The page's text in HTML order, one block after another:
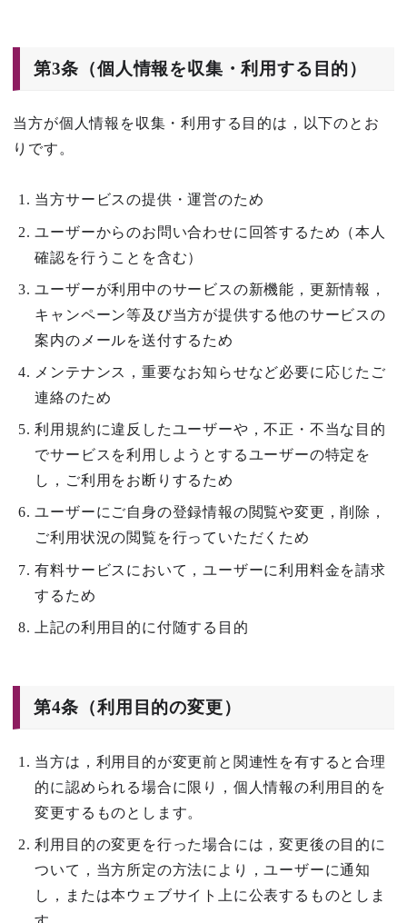
第3条（個人情報を収集・利用する目的）
当方が個人情報を収集・利用する目的は，以下のとお
りです。
当方サービスの提供・運営のため
ユーザーからのお問い合わせに回答するため（本人
確認を行うことを含む）
ユーザーが利用中のサービスの新機能，更新情報，
キャンペーン等及び当方が提供する他のサービスの
案内のメールを送付するため
メンテナンス，重要なお知らせなど必要に応じたご
連絡のため
利用規約に違反したユーザーや，不正・不当な目的
でサービスを利用しようとするユーザーの特定を
し，ご利用をお断りするため
ユーザーにご自身の登録情報の閲覧や変更，削除，
ご利用状況の閲覧を行っていただくため
有料サービスにおいて，ユーザーに利用料金を請求
するため
上記の利用目的に付随する目的
第4条（利用目的の変更）
当方は，利用目的が変更前と関連性を有すると合理
的に認められる場合に限り，個人情報の利用目的を
変更するものとします。
利用目的の変更を行った場合には，変更後の目的に
ついて，当方所定の方法により，ユーザーに通知
し，または本ウェブサイト上に公表するものとしま